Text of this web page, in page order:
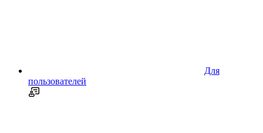
Для
пользователей